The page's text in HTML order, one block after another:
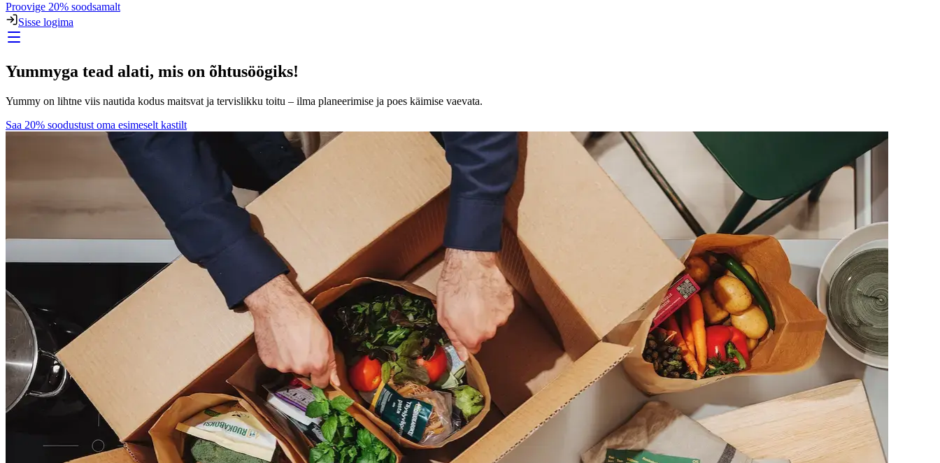
Proovige 20% soodsamalt
Sisse logima
Yummyga tead alati, mis on õhtusöögiks!
Yummy on lihtne viis nautida kodus maitsvat ja tervislikku toitu – ilma planeerimise ja poes käimise vaevata.
Saa 20% soodustust oma esimeselt kastilt